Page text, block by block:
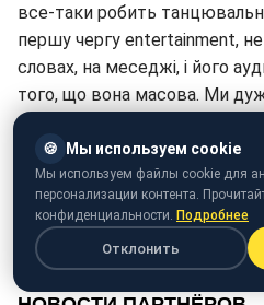
все-таки робить
першу чергу entertainment,
словах, на меседжі, і його
того, що вона масова. Ми
сконцентровані на текстах, і
майже неможливо все це
підсумував артист.
Нагадаємо, Ріапобой висміяв
🍪 Мы используем cookie
Мы используем файлы cookie для
персонализации контента.
конфиденциальности. Подробнее
Отклонить